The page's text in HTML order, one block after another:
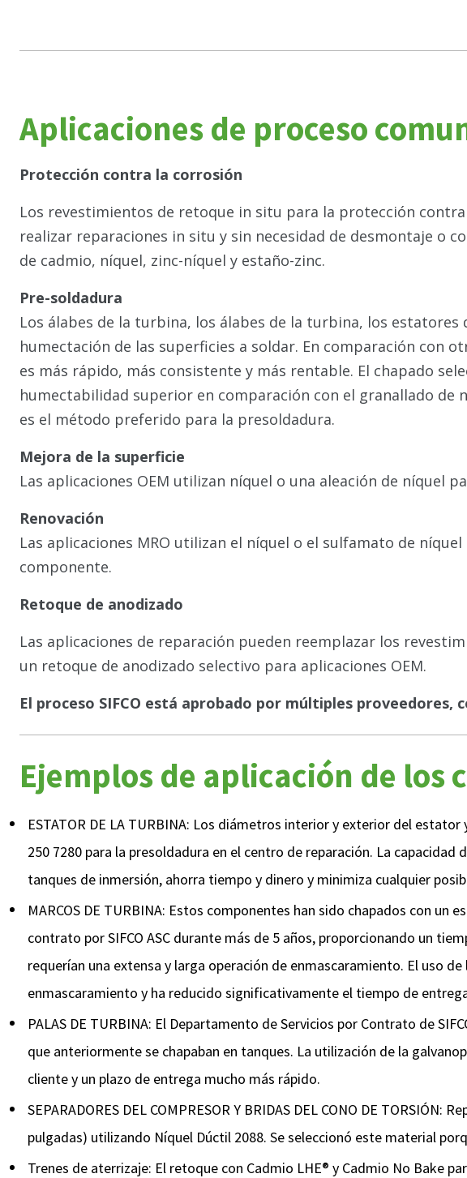
Aplicaciones de proceso
Protección contra la corrosión
Los revestimientos de retoque in situ para la protección
realizar reparaciones in situ y sin necesidad de desmontaje o
de cadmio, níquel, zinc-níquel y estaño-zinc.
Pre-soldadura
Los álabes de la turbina, los álabes de la turbina, los
humectación de las superficies a soldar. En comparación con
es más rápido, más consistente y más rentable. El chapado
humectabilidad superior en comparación con el granallado de
es el método preferido para la presoldadura.
Mejora de la superficie
Las aplicaciones OEM utilizan níquel o una aleación de níquel
Renovación
Las aplicaciones MRO utilizan el níquel o el sulfamato de
componente.
Retoque de anodizado
Las aplicaciones de reparación pueden reemplazar los
un retoque de anodizado selectivo para aplicaciones OEM.
El proceso SIFCO está aprobado por múltiples
Ejemplos de aplicación de los
ESTATOR DE LA TURBINA: Los diámetros interior y exterior del
250 7280 para la presoldadura en el centro de reparación. La
tanques de inmersión, ahorra tiempo y dinero y minimiza cualquier
MARCOS DE TURBINA: Estos componentes han sido chapados con un
contrato por SIFCO ASC durante más de 5 años, proporcionando un
requerían una extensa y larga operación de enmascaramiento. El uso
enmascaramiento y ha reducido significativamente el tiempo de
PALAS DE TURBINA: El Departamento de Servicios por Contrato de
que anteriormente se chapaban en tanques. La utilización de la
cliente y un plazo de entrega mucho más rápido.
SEPARADORES DEL COMPRESOR Y BRIDAS DEL CONO DE
pulgadas) utilizando Níquel Dúctil 2088. Se seleccionó este material
Trenes de aterrizaje: El retoque con Cadmio LHE® y Cadmio No Bake